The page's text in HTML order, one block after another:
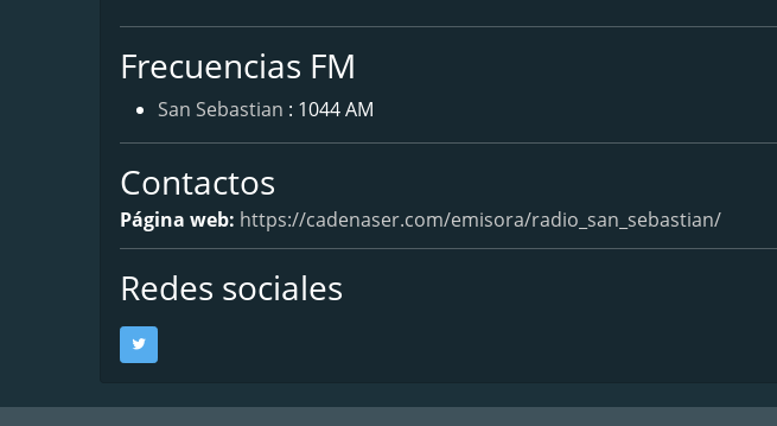
Frecuencias FM
San Sebastian : 1044 AM
Contactos
Página web: https://cadenaser.com/emisora/radio_san_sebastian/
Redes sociales